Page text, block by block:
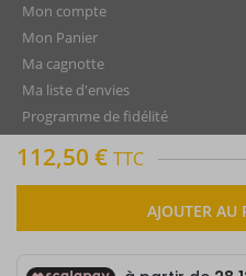
112,50 € TTC
AJOUTER AU
Mon compte
Mon Panier
Ma cagnotte
Ma liste d'envies
Programme de fidélité
Nous contacter